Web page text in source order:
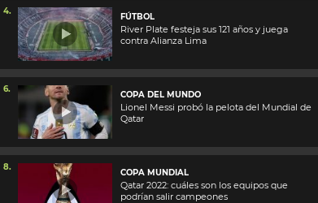
4.
FÚTBOL
River Plate festeja sus 121 años y juega
contra Alianza Lima
6.
COPA DEL MUNDO
Lionel Messi probó la pelota del Mundial de
Qatar
8.
COPA MUNDIAL
Qatar 2022: cuáles son los equipos que
podrían salir campeones